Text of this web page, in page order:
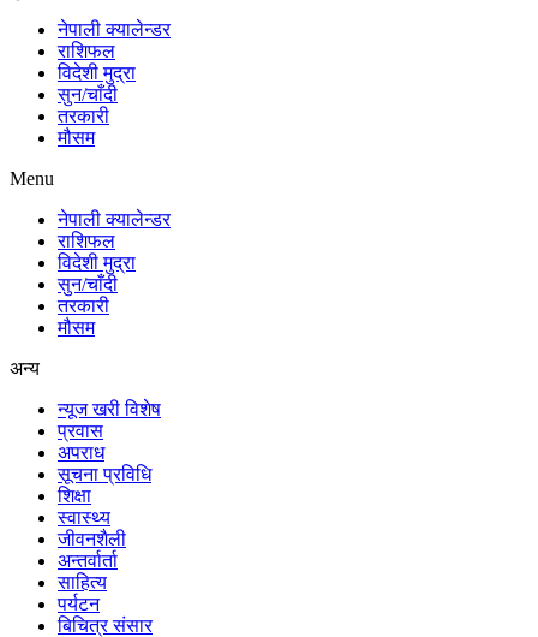
नेपाली क्यालेन्डर
राशिफल
विदेशी मुद्रा
सुन/चाँदी
तरकारी
मौसम
Menu
नेपाली क्यालेन्डर
राशिफल
विदेशी मुद्रा
सुन/चाँदी
तरकारी
मौसम
अन्य
न्यूज खरी विशेष
प्रवास
अपराध
सूचना प्रविधि
शिक्षा
स्वास्थ्य
जीवनशैली
अन्तर्वार्ता
साहित्य
पर्यटन
बिचित्र संसार